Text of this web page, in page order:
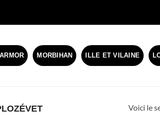
MORBIHAN ILLE ET VILAINE
Voici le